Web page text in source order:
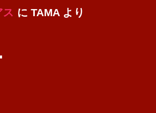
にTAMA より